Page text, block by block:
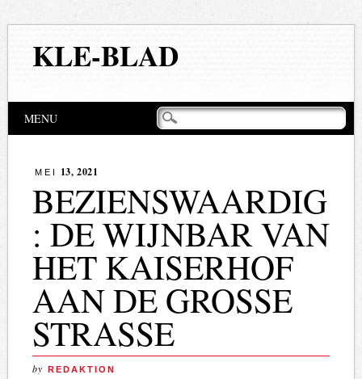
KLE-BLAD
Hoofdmenu
MENU
MEI 13, 2021
BEZIENSWAARDIG
: DE WIJNBAR VAN
HET KAISERHOF
AAN DE GROSSE S
TRASSE
by REDAKTION